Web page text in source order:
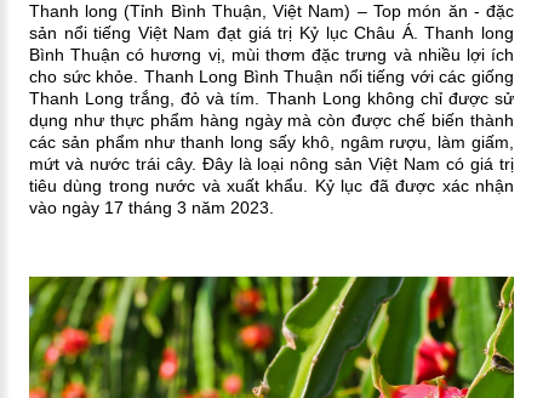
Thanh long (Tỉnh Bình Thuận, Việt Nam) – Top món ăn - đặc
sản nổi tiếng Việt Nam đạt giá trị Kỷ lục Châu Á. Thanh long
Bình Thuận có hương vị, mùi thơm đặc trưng và nhiều lợi ích
cho sức khỏe. Thanh Long Bình Thuận nổi tiếng với các giống
Thanh Long trắng, đỏ và tím. Thanh Long không chỉ được sử
dụng như thực phẩm hàng ngày mà còn được chế biến thành
các sản phẩm như thanh long sấy khô, ngâm rượu, làm giấm,
mứt và nước trái cây. Đây là loại nông sản Việt Nam có giá trị
tiêu dùng trong nước và xuất khẩu. Kỷ lục đã được xác nhận
vào ngày 17 tháng 3 năm 2023.